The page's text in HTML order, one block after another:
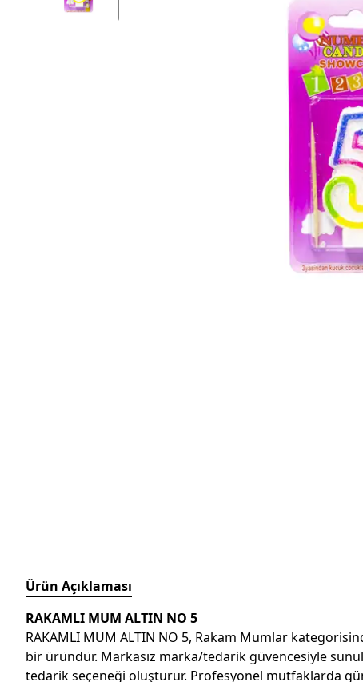
Ürün Açıklaması
RAKAMLI MUM ALTIN NO 5
RAKAMLI MUM ALTIN NO 5, Rakam Mumlar
bir üründür. Markasız marka/tedarik güvencesiyle
tedarik seçeneği oluşturur. Profesyonel mutfaklarda